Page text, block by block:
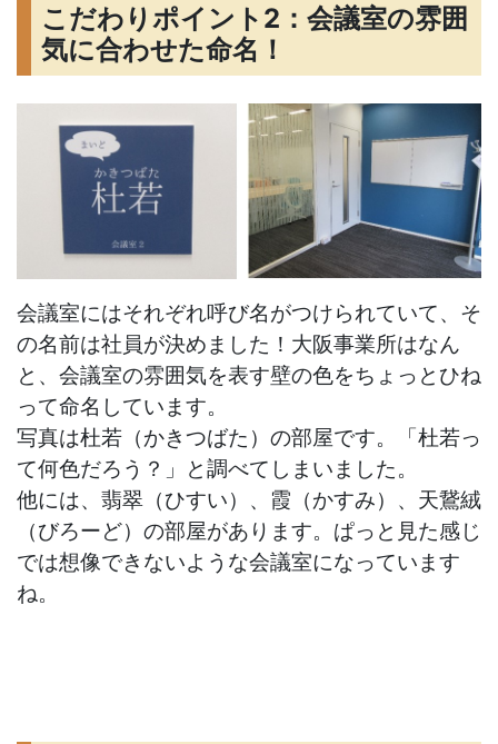
こだわりポイント2：会議室の雰囲
気に合わせた命名！
会議室にはそれぞれ呼び名がつけられていて、そ
の名前は社員が決めました！大阪事業所はなん
と、会議室の雰囲気を表す壁の色をちょっとひね
って命名しています。
写真は杜若（かきつばた）の部屋です。「杜若っ
て何色だろう？」と調べてしまいました。
他には、翡翠（ひすい）、霞（かすみ）、天鵞絨
（びろーど）の部屋があります。ぱっと見た感じ
では想像できないような会議室になっています
ね。